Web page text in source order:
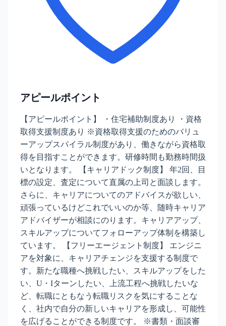
アピールポイント
【アピールポイント】 ・住宅補助制度あり ・資格
取得支援制度あり ※資格取得支援のためのバリュ
ーアップスパイラル制度があり、働きながら資格取
得を目指すことができます。研修時間も勤務時間扱
いとなります。 【キャリアドック制度】 年2回、目
標の設定、査定について直属の上司と面談します。
さらに、キャリアについてのアドバイスが欲しい、
頑張っているけどこれでいいのか等、随時キャリア
アドバイザーが相談にのります。キャリアアップ、
スキルアップについてフォローアップ体制を構築し
ています。 【フリーエージェント制度】 エンジニ
アを対象に、キャリアチェンジを支援する制度で
す。新たな職種へ挑戦したい、スキルアップをした
い、U・Iターンしたい、上流工程へ挑戦したいな
ど、転職にともなう転職リスクを気にすることな
く、社内で自分の新しいキャリアを形成し、可能性
を広げることができる制度です。 ※書類・面談審